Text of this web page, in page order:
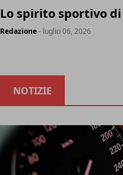
Lo spirito sportivo
Redazione- luglio 06, 2026
NOTIZIE